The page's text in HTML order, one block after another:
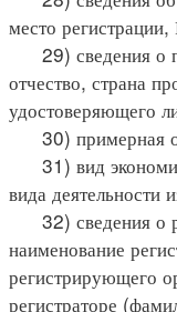
место
29) сведения о
отчество, страна
удостоверяющего
30) примерная
31) вид
вида деятельности
32) сведения о
наименование
регистрирующего
регистраторе